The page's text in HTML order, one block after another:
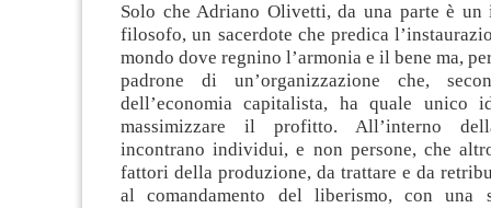
Solo che Adriano Olivetti, da una parte è un
filosofo, un sacerdote che predica
mondo dove regnino l’armonia e il bene ma,
padrone di un’organizzazione che,
dell’economia capitalista, ha quale unico
massimizzare il profitto. All’interno
incontrano individui, e non persone, che
fattori della produzione, da trattare e da
al comandamento del liberismo, con una